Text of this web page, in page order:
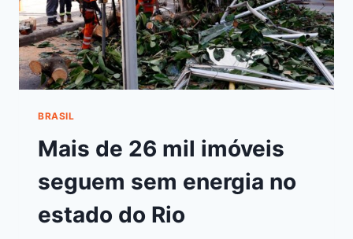
BRASIL
Mais de 26 mil imóveis
seguem sem energia no
estado do Rio